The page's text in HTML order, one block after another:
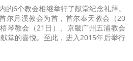
的6个教会相继举行了献堂纪念礼拜。
尔月溪教会为首，首尔奉天教会（20
琴教会（21日）、京畿广州五浦教会
堂的喜悦。至此，进入2015年后举行